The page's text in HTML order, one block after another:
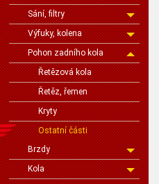
Sání, filtry
Výfuky, kolena
Pohon zadního kola
Řetězová kola
Řetěz, řemen
Kryty
Ostatní části
Brzdy
Kola